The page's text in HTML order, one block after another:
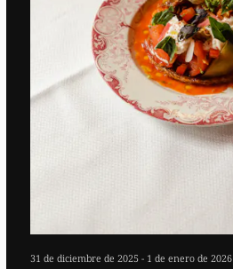
31 de diciembre de 2025 - 1 de enero de 2026